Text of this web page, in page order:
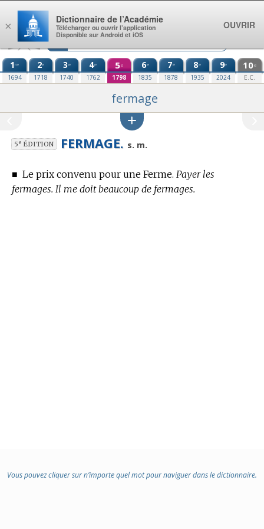
Aller au contenu
1re
1694
2e
1718
3e
1740
4e
1762
5e
1798
6e
1835
7e
1878
8e
1935
9e
2024
10e
E.C.
fermage
5eÉDITION FERMAGE. s. m.
■ Le prix convenu pour une Ferme. Payer les
fermages. Il me doit beaucoup de fermages.
Vous pouvez cliquer sur n’importe quel mot pour naviguer dans le dictionnaire.
×
Dictionnaire de l’Académie
Télécharger ou ouvrir l’application
Disponible sur Android et iOS
OUVRIR